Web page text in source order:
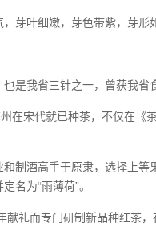
芽叶细嫩，芽色带紫，芽
是我省三针之一，曾获我省
在宋代就已种茶，不仅在
制酒高手于原隶，选择上
名为“雨薄荷”。
礼而专门研制新品种红茶